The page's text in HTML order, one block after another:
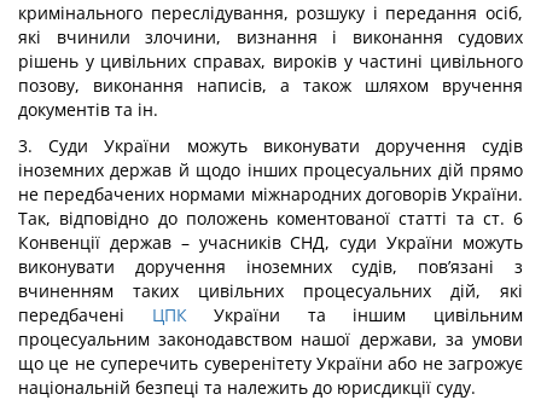
кримінального переслідування, розшуку і передання осіб,
які вчинили злочини, визнання і виконання судових
рішень у цивільних справах, вироків у частині цивільного
позову, виконання написів, а також шляхом вручення
документів та ін.
3. Суди України можуть виконувати доручення судів
іноземних держав й щодо інших процесуальних дій прямо
не передбачених нормами міжнародних договорів України.
Так, відповідно до положень коментованої статті та ст. 6
Конвенції держав – учасників СНД, суди України можуть
виконувати доручення іноземних судів, пов’язані з
вчиненням таких цивільних процесуальних дій, які
передбачені ЦПКУкраїни та іншим цивільним
процесуальним законодавством нашої держави, за умови
що це не суперечить суверенітету України або не загрожує
національній безпеці та належить до юрисдикції суду.